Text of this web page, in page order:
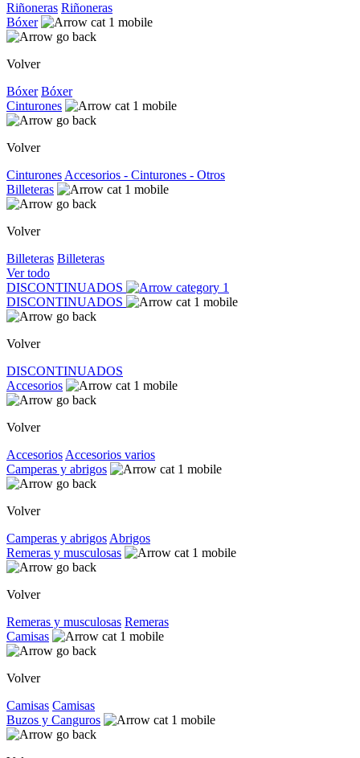
Riñoneras Riñoneras
Bóxer
Volver
Bóxer Bóxer
Cinturones
Volver
Cinturones Accesorios - Cinturones - Otros
Billeteras
Volver
Billeteras Billeteras
Ver todo
DISCONTINUADOS
DISCONTINUADOS
Volver
DISCONTINUADOS
Accesorios
Volver
Accesorios Accesorios varios
Camperas y abrigos
Volver
Camperas y abrigos Abrigos
Remeras y musculosas
Volver
Remeras y musculosas Remeras
Camisas
Volver
Camisas Camisas
Buzos y Canguros